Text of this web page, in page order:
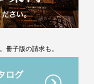
冊子版の請求も。